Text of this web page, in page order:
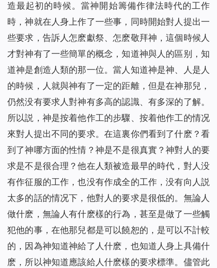
造最起初的時候。當神開始籌備作律法時代的工作
時，神就在人身上作了一些事，同時開始對人提出一
些要求，告訴人怎麽獻祭、怎麽敬拜神，這個時候人
才對神有了一些簡單的概念，知道神與人的區别，知
道神是創造人類的那一位。當人知道神是神、人是人
的時候，人就與神有了一定的距離，但是在神那兒，
仍然没有要求人對神有多高的認識、有多深的了解。
所以説，神是按着他作工的步驟、按着他作工的情况
來對人提出不同的要求。在這裏你們看到了什麽？看
到了神哪方面的性情？神是不是很真實？神對人的要
求是不是很合理？他在人類被造最早的時代，對人没
有作征服的工作，也没有作成全的工作，没有向人説
太多的話的情况下，他對人的要求是很低的。無論人
做什麽，無論人有什麽樣的行為，甚至是做了一些觸
犯他的事，在他那兒都是可以饒恕的，是可以不計較
的，因為神知道神給了人什麽，也知道人身上具備什
麽，所以神知道應該給人什麽樣的要求標準。儘管此